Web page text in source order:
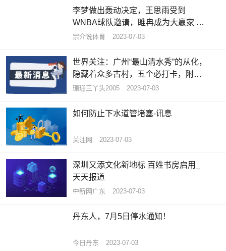
李梦做出轰动决定，王思雨受到
WNBA球队邀请，睢冉成为大赢家 天
天资讯
宗介说体育 2023-07-03
世界关注：广州“最山清水秀”的从化，
隐藏着众多古村，五个必打卡，附攻
略
珊珊三丫头2005 2023-07-03
如何防止下水道管堵塞-讯息
关注网 2023-07-03
深圳又添文化新地标 百姓书房启用_
天天报道
中新网广东 2023-07-03
丹东人，7月5日停水通知！
今日丹东 2023-07-03